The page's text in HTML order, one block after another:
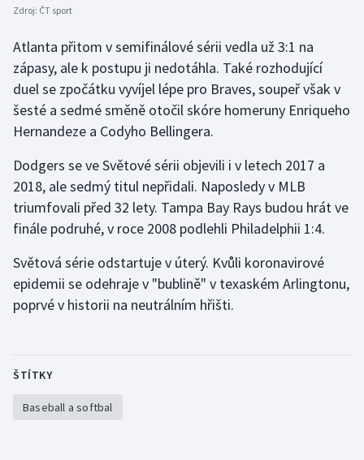
Judo
Krasobruslení
Lyže a snowboard
Moderní pětiboj
Motorsport
Olympijské hry
Plavání
Zdroj: ČT sport
Atlanta přitom v semifinálové sérii vedla už 3:1 na
zápasy, ale k postupu ji nedotáhla. Také rozhodující
duel se zpočátku vyvíjel lépe pro Braves, soupeř však v
šesté a sedmé směně otočil skóre homeruny Enriqueho
Hernandeze a Codyho Bellingera.
Dodgers se ve Světové sérii objevili i v letech 2017 a
2018, ale sedmý titul nepřidali. Naposledy v MLB
triumfovali před 32 lety. Tampa Bay Rays budou hrát ve
finále podruhé, v roce 2008 podlehli Philadelphii 1:4.
Světová série odstartuje v úterý. Kvůli koronavirové
epidemii se odehraje v "bublině" v texaském Arlingtonu,
poprvé v historii na neutrálním hřišti.
ŠTÍTKY
Baseball a softbal